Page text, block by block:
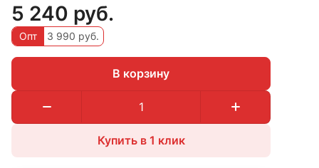
5 240 руб.
Опт 3 990 руб.
В корзину
Купить в 1 клик